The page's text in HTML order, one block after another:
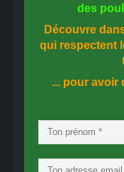
des
Découvre
qui respectent
... pour avoir